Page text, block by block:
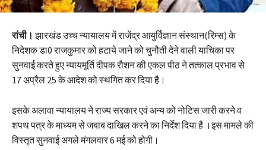
रांची। झारखंड उच्च न्यायालय में राजेंद्र आयुर्विज्ञान संस्थान(रिम्स) के
निदेशक डा0 राजकुमार को हटाये जाने को चुनौती देने वाली याचिका पर
सुनवाई करते हुए न्यायमूर्ति दीपक रौशन की एकल पीठ ने तत्काल प्रभाव से
17 अप्रैल 25 के आदेश को स्थगित कर दिया है।
इसके अलावा न्यायालय ने राज्य सरकार एवं अन्य को नोटिस जारी करने व
शपथ पत्र के माध्यम से जबाब दाखिल करने का निर्देश दिया है ।इस मामले की
विस्तृत सुनवाई अगले मंगलवार 6 मई को होगी।